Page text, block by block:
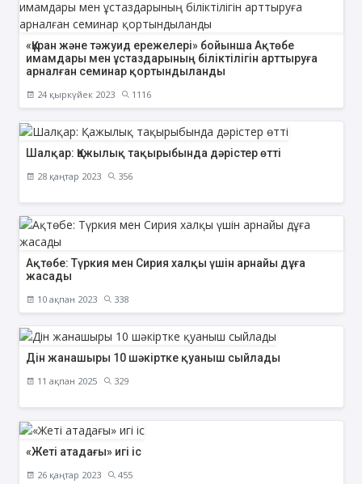
«Құран және тәжуид ережелері» бойынша Ақтөбе
имамдары мен ұстаздарының біліктілігін арттыруға
арналған семинар қортындыланды
24 қыркүйек 2023 1116
Шалқар: Қажылық тақырыбында дәрістер өтті
28 қаңтар 2023 356
Ақтөбе: Түркия мен Сирия халқы үшін арнайы дұға
жасады
10 ақпан 2023 338
Дін жанашыры 10 шәкіртке қуаныш сыйлады
11 ақпан 2025 329
«Жеті атадағы» игі іс
26 қаңтар 2023 455